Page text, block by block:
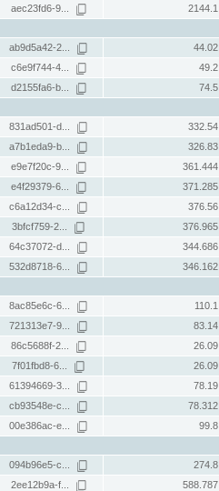
aec23fd6-9... 2144.1
ab9d5a42-2... 44.02
c6e9f744-4... 49.2
d2155fa6-b... 74.5
831ad501-d... 332.54
a7b1eda9-b... 326.83
e9e7f20c-9... 361.444
e4f29379-6... 371.285
c6a12d34-c... 376.56
3bfcf759-2... 376.965
64c37072-d... 344.686
532d8718-6... 346.162
8ac85e6c-6... 110.1
721313e7-9... 83.14
86c5688f-2... 26.09
7f01fbd8-6... 26.09
61394669-3... 78.19
cb93548e-c... 78.312
00e386ac-e... 99.8
094b96e5-c... 274.8
2ee12b9a-f... 588.787